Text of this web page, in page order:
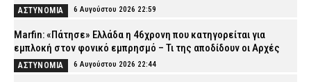
ΑΣΤΥΝΟΜΙΑ 6 Αυγούστου 2026 22:59
Marfin: «Πάτησε» Ελλάδα η 46χρονη που κατηγορείται για
εμπλοκή στον φονικό εμπρησμό – Τι της αποδίδουν οι Αρχές
ΑΣΤΥΝΟΜΙΑ 6 Αυγούστου 2026 22:44